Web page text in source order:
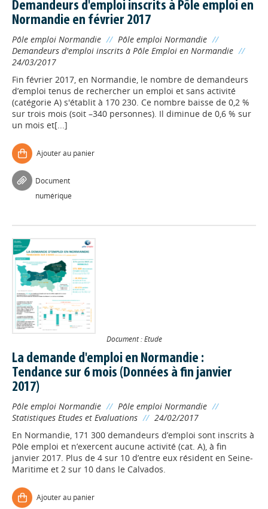
Demandeurs d'emploi inscrits à Pôle emploi en
Normandie en février 2017
Pôle emploi Normandie // Pôle emploi Normandie //
Demandeurs d'emploi inscrits à Pôle Emploi en Normandie //
24/03/2017
Fin février 2017, en Normandie, le nombre de demandeurs
d’emploi tenus de rechercher un emploi et sans activité
(catégorie A) s'établit à 170 230. Ce nombre baisse de 0,2 %
sur trois mois (soit –340 personnes). Il diminue de 0,6 % sur
un mois et[...]
Ajouter au panier
Document
numérique
Document : Etude
La demande d'emploi en Normandie :
Tendance sur 6 mois (Données à fin janvier
2017)
Pôle emploi Normandie // Pôle emploi Normandie //
Statistiques Etudes et Evaluations // 24/02/2017
En Normandie, 171 300 demandeurs d’emploi sont inscrits à
Pôle emploi et n’exercent aucune activité (cat. A), à fin
janvier 2017. Plus de 4 sur 10 d’entre eux résident en Seine-
Maritime et 2 sur 10 dans le Calvados.
Ajouter au panier